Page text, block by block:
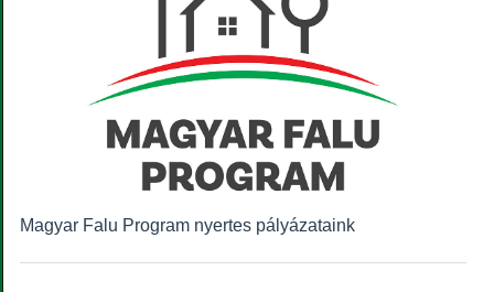
Magyar Falu Program nyertes pályázataink